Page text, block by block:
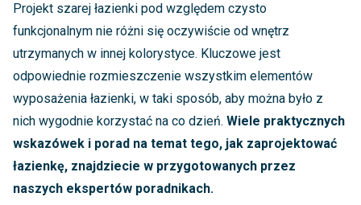
Projekt szarej łazienki pod względem czysto
funkcjonalnym nie różni się oczywiście od wnętrz
utrzymanych w innej kolorystyce. Kluczowe jest
odpowiednie rozmieszczenie wszystkim elementów
wyposażenia łazienki, w taki sposób, aby można było z
nich wygodnie korzystać na co dzień. Wiele praktycznych
wskazówek i porad na temat tego, jak zaprojektować
łazienkę, znajdziecie w przygotowanych przez
naszych ekspertów poradnikach.